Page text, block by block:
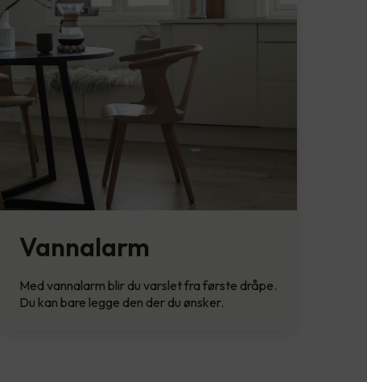
Vannalarm
Med vannalarm blir du varslet fra første dråpe.
Du kan bare legge den der du ønsker.